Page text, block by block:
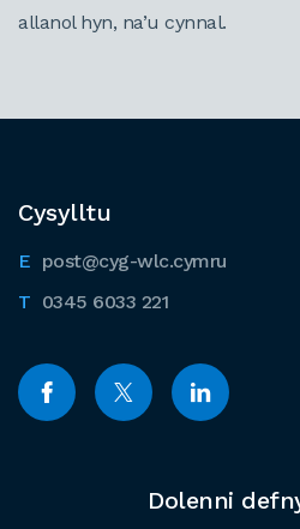
allanol hyn, na’u cynnal.
Cysylltu
post@cyg-wlc.cymru
0345 6033 221
Dolenni